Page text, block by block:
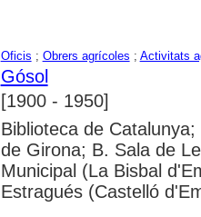
Oficis ; Obrers agrícoles ; Activitats
Gósol
[1900 - 1950]
Biblioteca de
de Girona; B. Sala de
Municipal (La Bisbal
Estragués (Castelló